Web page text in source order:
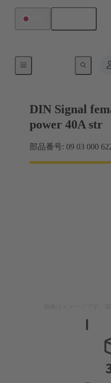
マザーボード ツー
DIN Signal
power 40A str
部品番号: 09 03 000